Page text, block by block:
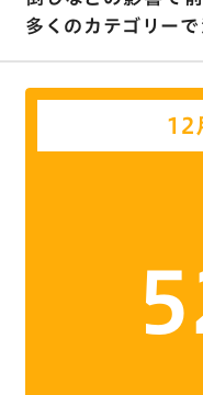
多くのカテゴリー
12